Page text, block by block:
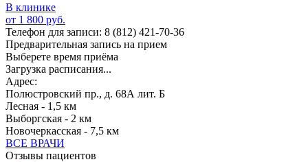
В клинике
от 1 800 руб.
Телефон для записи: 8 (812) 421-70-36
Предварительная запись на прием
Выберете время приёма
Загрузка расписания...
Адрес:
Полюстровский пр., д. 68А лит. Б
Лесная - 1,5 км
Выборгская - 2 км
Новочеркасская - 7,5 км
ВСЕ ВРАЧИ
Отзывы пациентов